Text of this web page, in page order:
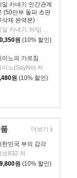
일 카네기 인간관계
(50만부 돌파 초판
삭제 완역본)
데일 카네기 저/임상훈 역
원 (10% 할인)
이노의 가르침
이노(SayNo) 저
원 (10% 할인)
한민국 부의 감각
보832 저
원 (10% 할인)
더보기